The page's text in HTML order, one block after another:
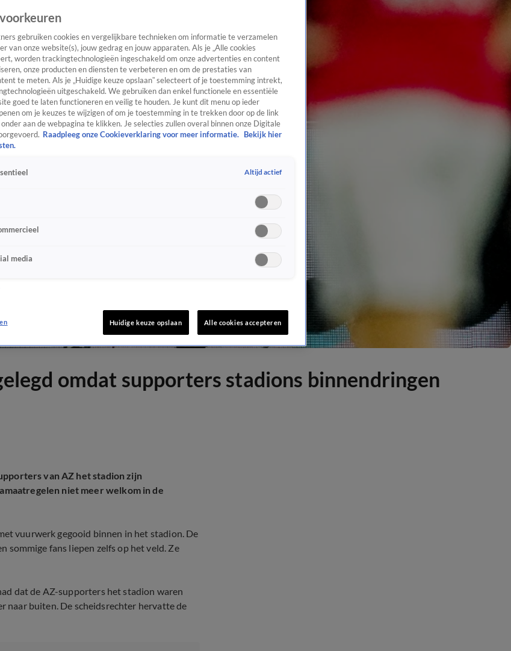
omdat supporters stadions binnendringen
van AZ het stadion zijn
niet meer welkom in de
vuurwerk gegooid binnen in het stadion. De
sommige fans liepen zelfs op het veld. Ze
dat de AZ-supporters het stadion waren
naar buiten. De scheidsrechter hervatte de
gebruiken cookies en vergelijkbare technieken om informatie te verzamelen
van onze website(s), jouw gedrag en jouw apparaten. Als je „Alle cookies
worden trackingtechnologieën ingeschakeld om onze advertenties en content
onze producten en diensten te verbeteren en om de prestaties van
te meten. Als je „Huidige keuze opslaan” selecteert of je toestemming intrekt,
uitgeschakeld. We gebruiken dan enkel functionele en essentiële
goed te laten functioneren en veilig te houden. Je kunt dit menu op ieder
om je keuzes te wijzigen of om je toestemming in te trekken door op de link
aan de webpagina te klikken. Je selecties zullen overal binnen onze Digitale
Raadpleeg onze Cookieverklaring voor meer informatie.
Bekijk hier
Altijd actief
media
Huidige keuze opslaan Alle cookies accepteren